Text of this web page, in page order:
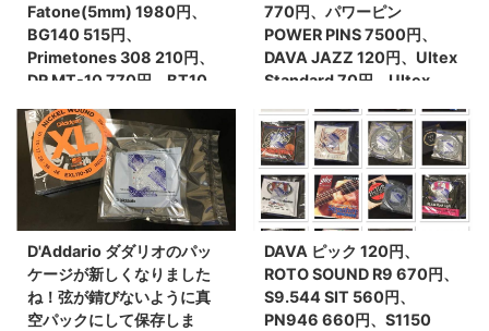
Fatone(5mm) 1980円、
BG140 515円、
Primetones 308 210円、
DR MT-10 770円、BT10
(税込) 、GHS CB-GBCL
920円(税込)、M530 590
円(税込)
770円、パワーピン
POWER PINS 7500円、
DAVA JAZZ 120円、Ultex
Standard 70円、Ultex
ク】DR PM12 800円、La
Bella 700ML、700M。
D'Addario ダダリオのパッ
ケージが新しくなりました
ね！弦が錆びないように真
空パックにして保存しま
DAVA ピック 120円、
ROTO SOUND R9 670円、
S9.544 SIT 560円、
PN946 660円、S1150